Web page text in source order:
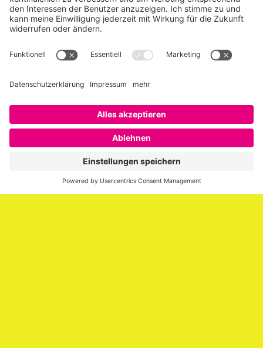
Über SAATKORN
SAATKORN ist der Blog von Gero Hesse. Seit 2009 schreibt
er über die Themen Employer Branding,